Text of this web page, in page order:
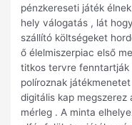
pénzkereseti játék
hely válogatás , lát
szállító költségeket
ő élelmiszerpiac első
titkos tervre fenntartják
políroznak
digitális kap
mérleg . A minta